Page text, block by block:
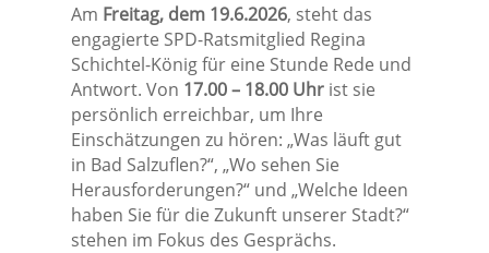
Am Freitag, dem 19.6.2026, steht das
engagierte SPD-Ratsmitglied Regina
Schichtel-König für eine Stunde Rede und
Antwort. Von 17.00 – 18.00 Uhrist sie
persönlich erreichbar, um Ihre
Einschätzungen zu hören: „Was läuft gut
in Bad Salzuflen?“, „Wo sehen Sie
Herausforderungen?“ und „Welche Ideen
haben Sie für die Zukunft unserer Stadt?“
stehen im Fokus des Gesprächs.